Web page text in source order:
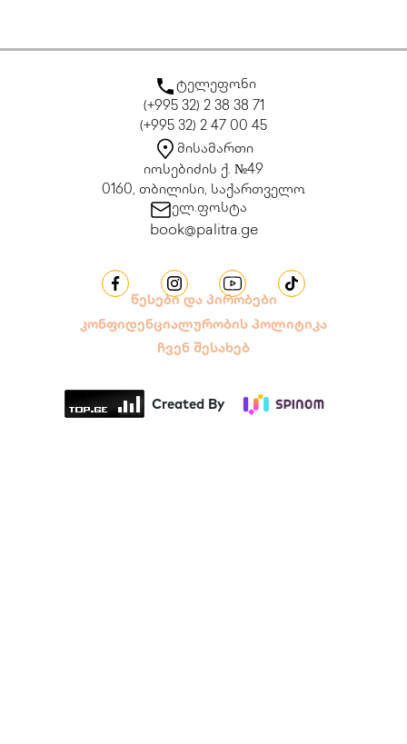
ტელეფონი
(+995 32) 2 38 38 71
(+995 32) 2 47 00 45
მისამართი
იოსებიძის ქ. №49
0160, თბილისი, საქართველო
ელ.ფოსტა
book@palitra.ge
წესები და პირობები
კონფიდენციალურობის პოლიტიკა
ჩვენ შესახებ
Created By